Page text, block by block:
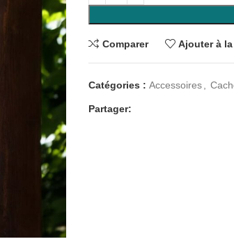
Comparer Ajouter à
Catégories : Accessoires
Partager: